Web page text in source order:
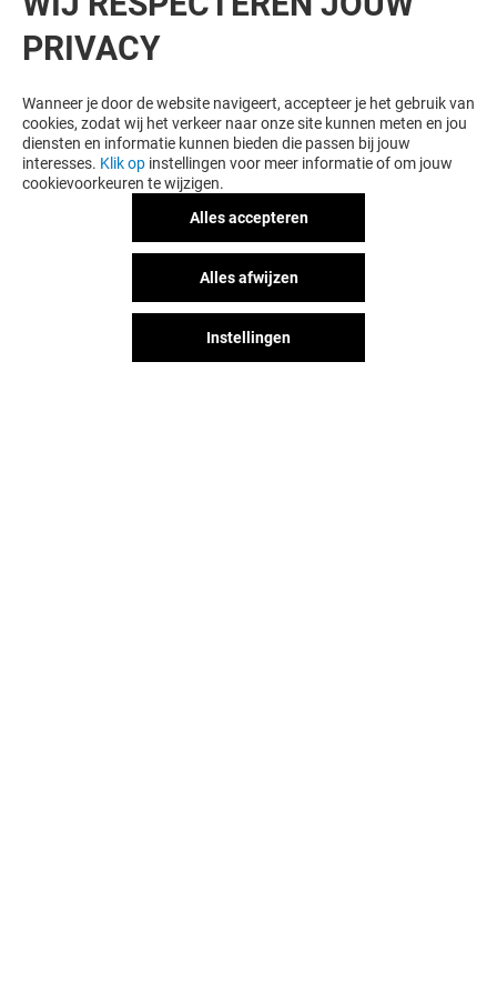
PRIVACY
Wanneer je door de website navigeert, accepteer je het gebruik van
cookies, zodat wij het verkeer naar onze site kunnen meten en jou
diensten en informatie kunnen bieden die passen bij jouw
interesses. Klik op instellingen voor meer informatie of om jouw
cookievoorkeuren te wijzigen.
Alles accepteren
Alles afwijzen
Instellingen